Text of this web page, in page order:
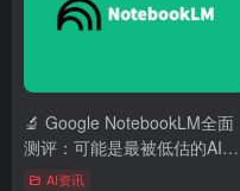
🔬 Google NotebookLM全面
测评：可能是最被低估的AI研
究神器
AI资讯